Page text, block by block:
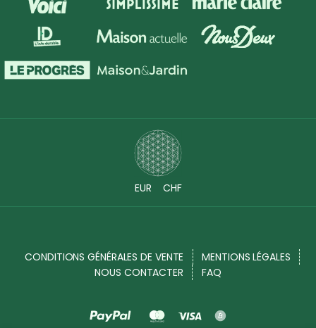
EUR CHF
CONDITIONS GÉNÉRALES DE VENTE
MENTIONS LÉGALES
NOUS CONTACTER
FAQ